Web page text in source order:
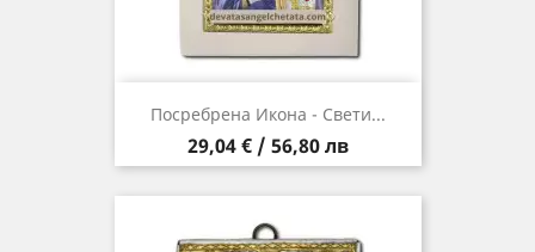
Посребрена Икона - Свети...
Цена
29,04 € / 56,80 лв